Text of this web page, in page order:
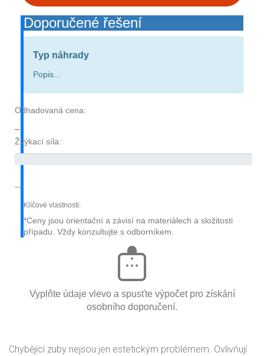
Doporučené řešení
Typ náhrady
Popis...
Odhadovaná cena:
--
Žvýkací síla:
--
Klíčové vlastnosti:
*Ceny jsou orientační a závisí na materiálech a složitosti
případu. Vždy konzultujte s odborníkem.
Vyplňte údaje vlevo a spusťte výpočet pro získání
osobního doporučení.
Chybějící zuby nejsou jen estetickým problémem. Ovlivňují